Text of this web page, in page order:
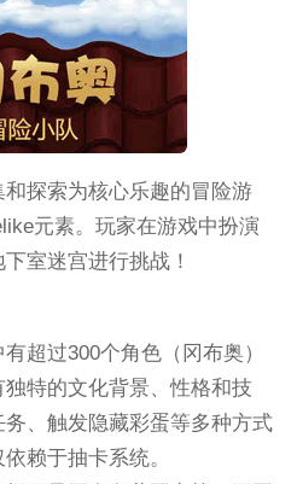
探索为核心乐趣的冒险游
元素。玩家在游戏中扮演
室迷宫进行挑战！
超过300个角色（冈布奥）
特的文化背景、性格和技
、触发隐藏彩蛋等多种方式
赖于抽卡系统。